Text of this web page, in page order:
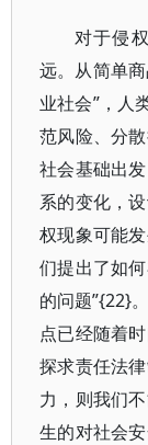
对于侵
远。从简单
业社会”，人
范风险、分
社会基础出
系的变化，
权现象可能
们提出了如
的问题”{22}
点已经随着
探求责任法
力，则我们
生的对社会